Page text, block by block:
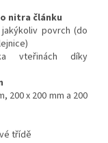
nitra článku
povrch (do
vteřinách díky
200 x 200 mm a 200
třídě